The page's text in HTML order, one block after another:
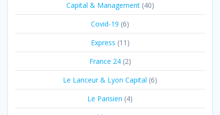
Capital & Management(40)
Covid-19 (6)
Express (11)
France 24(2)
Le Lanceur & Lyon Capital (6)
Le Parisien (4)